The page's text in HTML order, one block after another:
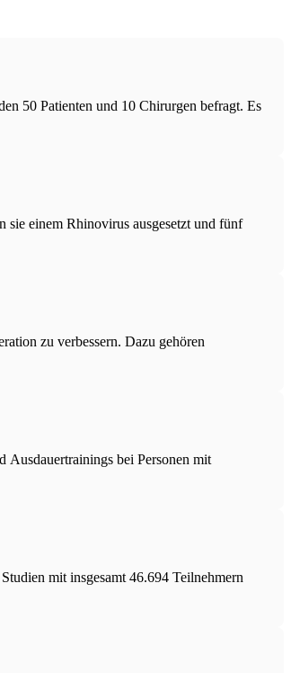
50 Patienten und 10 Chirurgen befragt. Es
sie einem Rhinovirus ausgesetzt und fünf
zu verbessern. Dazu gehören
Ausdauertrainings bei Personen mit
mit insgesamt 46.694 Teilnehmern